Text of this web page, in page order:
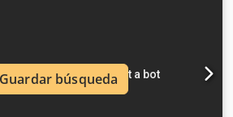
Guardar búsqueda